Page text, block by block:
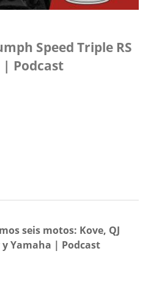
Speed Triple RS
| Podcast
seis motos: Kove, QJ
Yamaha | Podcast